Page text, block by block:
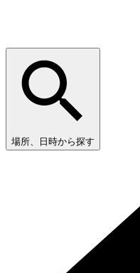
場所、日時から探す